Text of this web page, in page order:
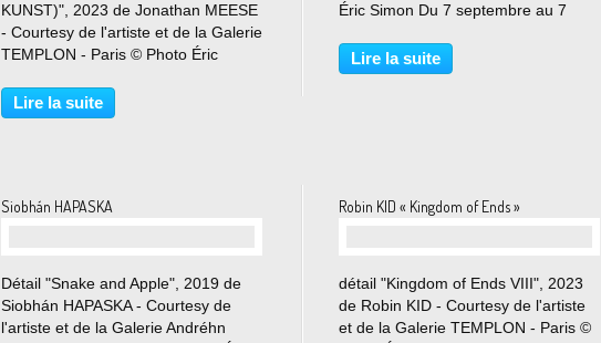
KUNST)", 2023 de Jonathan MEESE
- Courtesy de l'artiste et de la Galerie
TEMPLON - Paris © Photo Éric
octobre 2023 Quatre ans après la
série « Meese Haute Couture » qui
Lire la suite
Éric Simon Du 7 septembre au 7
heureuse de présenter Avant le jour,
la nouvelle exposition de l'artiste
Lire la suite
Siobhán HAPASKA
Détail "Snake and Apple", 2019 de
Siobhán HAPASKA - Courtesy de
l'artiste et de la Galerie Andréhn
Robin KID « Kingdom of Ends »
détail "Kingdom of Ends VIII", 2023
de Robin KID - Courtesy de l'artiste
et de la Galerie TEMPLON - Paris ©